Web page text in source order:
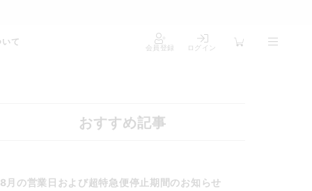
て
会員登録 ログイン
おすすめ記事
8月の営業日および超特急便停止期間のお知らせ